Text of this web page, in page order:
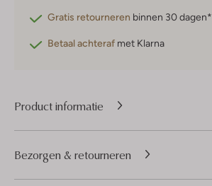
Gratis retourneren binnen 30 dagen*
Betaal achteraf met Klarna
Product informatie
Bezorgen & retourneren